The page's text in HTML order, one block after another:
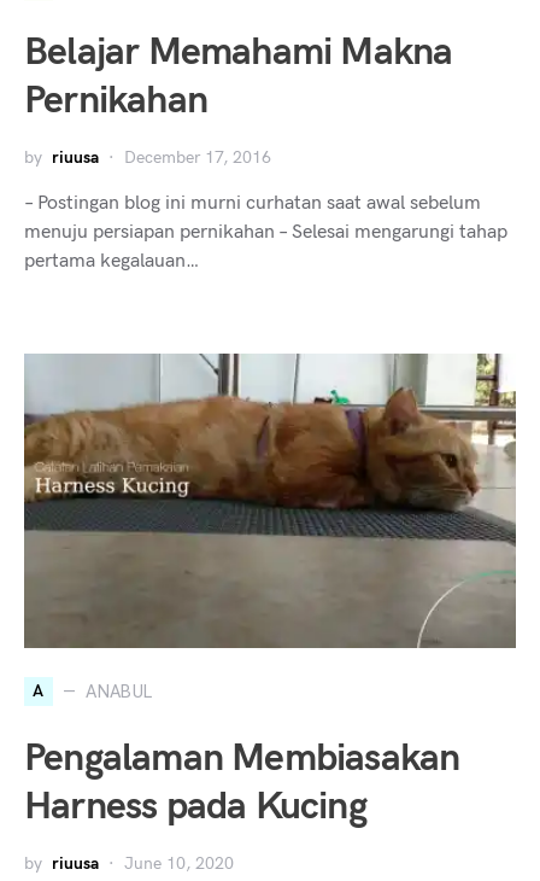
Belajar Memahami Makna
Pernikahan
by riuusa December 17, 2016
– Postingan blog ini murni curhatan saat awal sebelum
menuju persiapan pernikahan – Selesai mengarungi tahap
pertama kegalauan…
A ANABUL
Pengalaman Membiasakan
Harness pada Kucing
by riuusa June 10, 2020